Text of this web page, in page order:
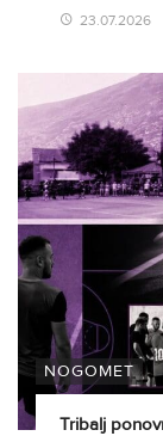
23.07.2026
NOGOMET
Tribalj